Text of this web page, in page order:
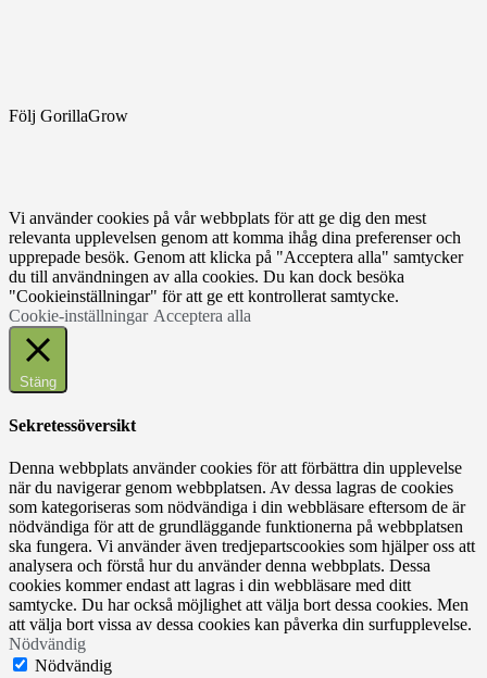
Följ GorillaGrow
Vi använder cookies på vår webbplats för att ge dig den mest
relevanta upplevelsen genom att komma ihåg dina preferenser och
upprepade besök. Genom att klicka på "Acceptera alla" samtycker
du till användningen av alla cookies. Du kan dock besöka
"Cookieinställningar" för att ge ett kontrollerat samtycke.
Cookie-inställningar Acceptera alla
Stäng
Sekretessöversikt
Denna webbplats använder cookies för att förbättra din upplevelse
när du navigerar genom webbplatsen. Av dessa lagras de cookies
som kategoriseras som nödvändiga i din webbläsare eftersom de är
nödvändiga för att de grundläggande funktionerna på webbplatsen
ska fungera. Vi använder även tredjepartscookies som hjälper oss att
analysera och förstå hur du använder denna webbplats. Dessa
cookies kommer endast att lagras i din webbläsare med ditt
samtycke. Du har också möjlighet att välja bort dessa cookies. Men
att välja bort vissa av dessa cookies kan påverka din surfupplevelse.
Nödvändig
Nödvändig